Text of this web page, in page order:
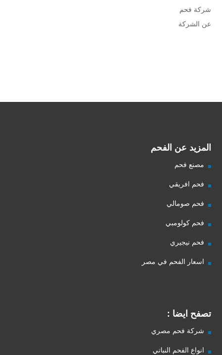
شركة فحم
عن الشركة
المزيد عن الفحم
مصنع فحم
فحم افريقي
فحم صومالي
فحم كولومبي
فحم نيجيري
اسعار الفحم في مصر
تصفح ايضا :
شركة فحم مصري
انواع الفحم النباتي